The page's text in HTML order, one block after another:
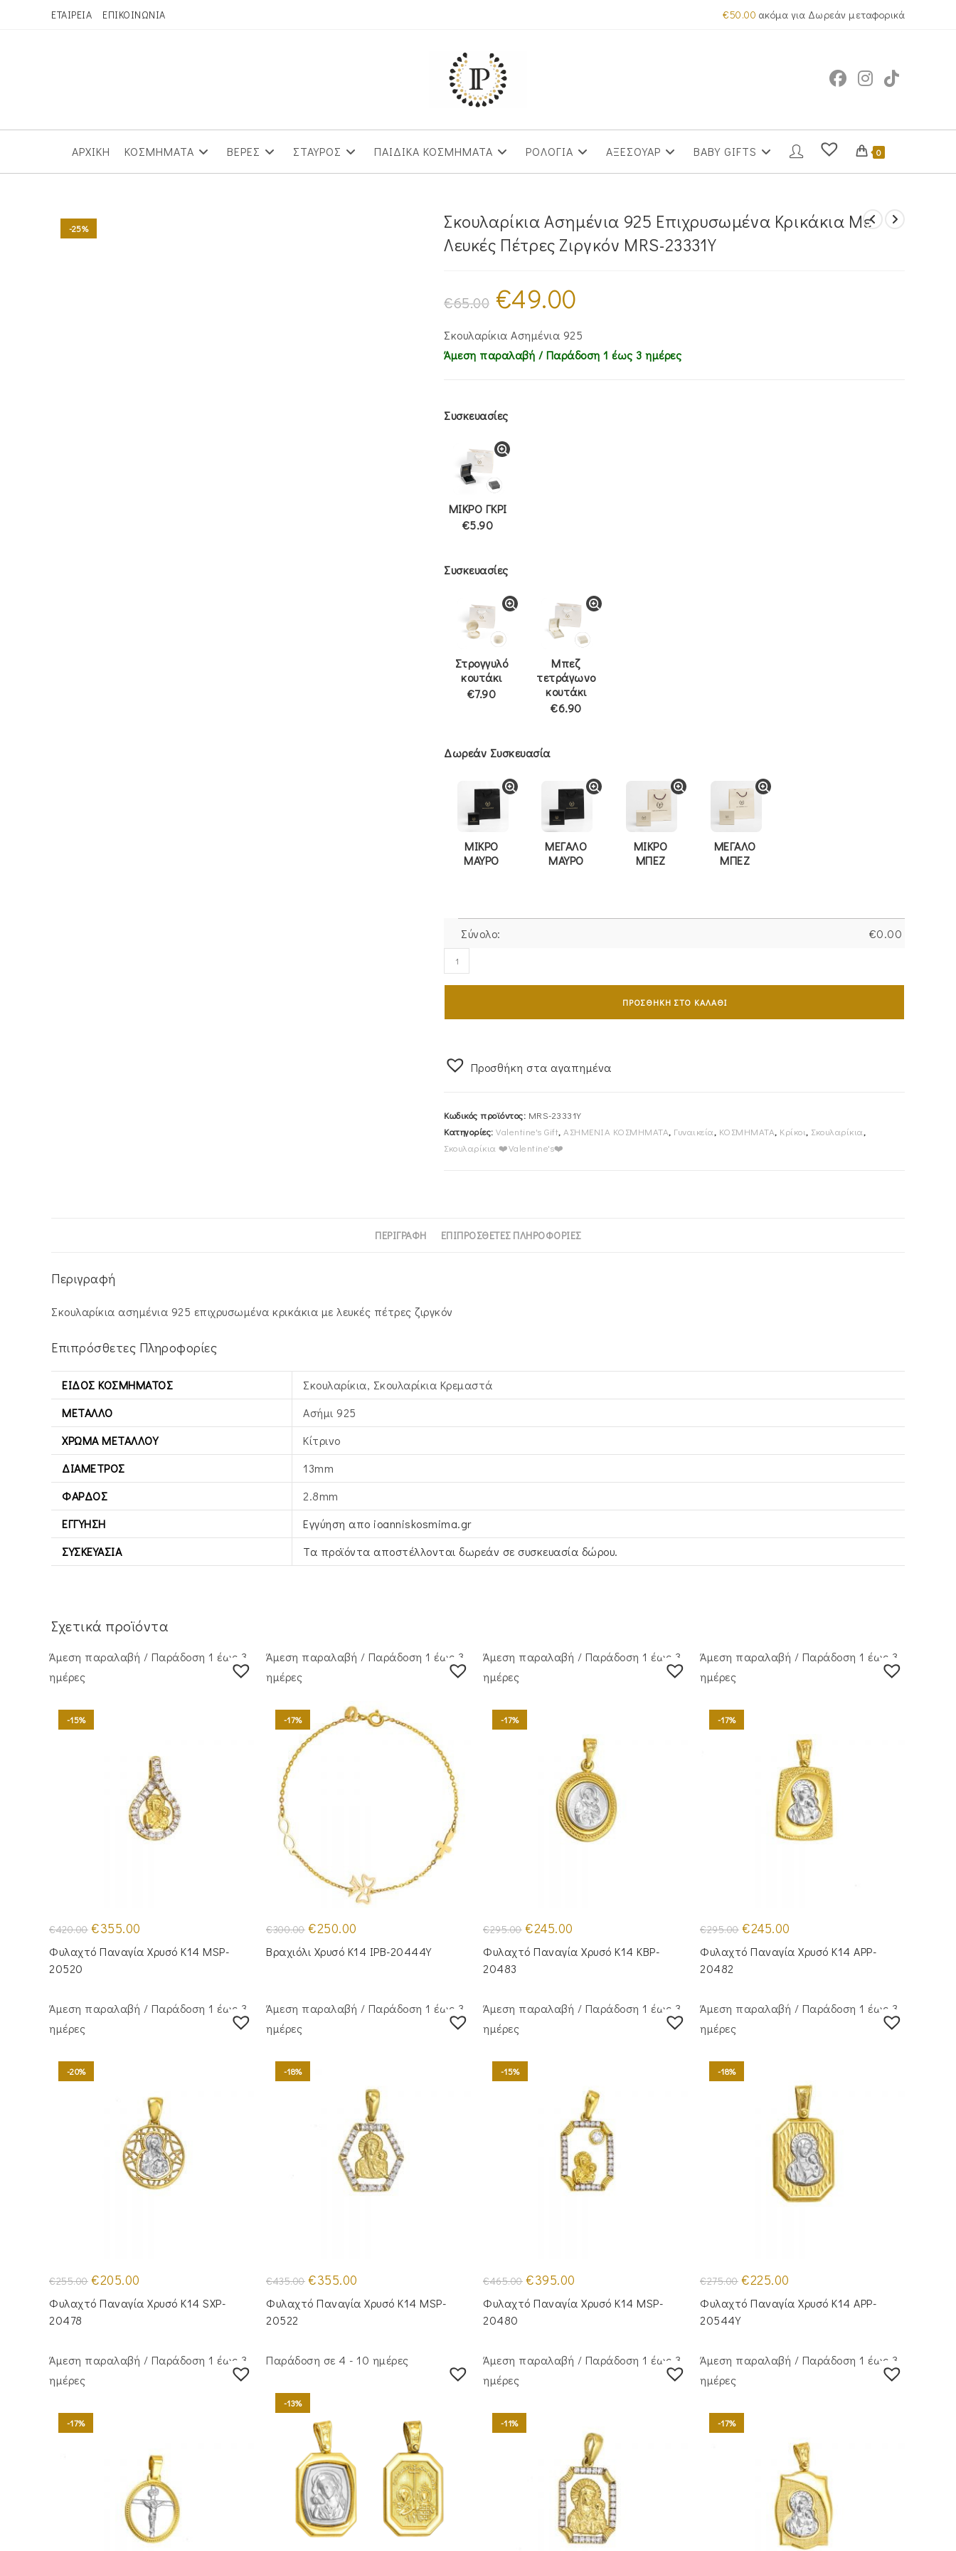
ΕΤΑΙΡΕΙΑ ΕΠΙΚΟΙΝΩΝΙΑ €50.00 ακόμα για Δωρεάν μεταφορικά
ΑΡΧΙΚΗ ΚΟΣΜΗΜΑΤΑ ΒΕΡΕΣ ΣΤΑΥΡΟΣ ΠΑΙΔΙΚΑ ΚΟΣΜΗΜΑΤΑ ΡΟΛΟΓΙΑ ΑΞΕΣΟΥΑΡ BABY GIFTS 0
-25%
Σκουλαρίκια Ασημένια 925 Επιχρυσωμένα Κρικάκια Με
Λευκές Πέτρες Ζιργκόν MRS-23331Y
€65.00
Original
price
was:
€49.00
€49.00.
Σκουλαρίκια Ασημένια 925
Άμεση παραλαβή / Παράδoση 1 έως 3 ημέρες
Συσκευασίες
ΜΙΚΡΟ ΓΚΡΙ
€5.90
Συσκευασίες
Στρογγυλό
κουτάκι
€7.90
Μπεζ
τετράγωνο
κουτάκι
€6.90
Δωρεάν Συσκευασία
ΜΙΚΡΟ
ΜΑΥΡΟ
ΜΕΓΑΛΟ
ΜΑΥΡΟ
ΜΙΚΡΟ
ΜΠΕΖ
ΜΕΓΑΛΟ
ΜΠΕΖ
Σύνολο: €0.00
Σκουλαρίκια
Ασημένια
Λευκές
MRS-
23331Y
ποσότητα
ΠΡΟΣΘΉΚΗ ΣΤΟ ΚΑΛΆΘΙ
Προσθήκη στα αγαπημένα
Κωδικός προϊόντος: MRS-23331Y
Κατηγορίες: Valentine's Gift, ΑΣΗΜΕΝΙΑ ΚΟΣΜΗΜΑΤΑ, Γυναικεία, ΚΟΣΜΗΜΑΤΑ, Κρίκοι, Σκουλαρίκια,
Σκουλαρίκια ❤️Valentine's❤️
ΠΕΡΙΓΡΑΦΉ ΕΠΙΠΡΌΣΘΕΤΕΣ ΠΛΗΡΟΦΟΡΊΕΣ
Περιγραφή
Σκουλαρίκια ασημένια 925 επιχρυσωμένα κρικάκια με λευκές πέτρες ζιργκόν
Επιπρόσθετες Πληροφορίες
ΕΊΔΟΣ ΚΟΣΜΉΜΑΤΟΣ
Σκουλαρίκια, Σκουλαρίκια Κρεμαστά
ΜΈΤΑΛΛΟ
Ασήμι 925
ΧΡΏΜΑ ΜΕΤΆΛΛΟΥ
Κίτρινο
ΔΙΆΜΕΤΡΟΣ
13mm
ΦΆΡΔΟΣ
2.8mm
ΕΓΓΎΗΣΗ
Εγγύηση απο ioanniskosmima.gr
ΣΥΣΚΕΥΑΣΊΑ
Τα προϊόντα αποστέλλονται δωρεάν σε συσκευασία δώρου.
Σχετικά προϊόντα
Άμεση παραλαβή / Παράδoση 1 έως 3
ημέρες
-15%
€420.00 Original
price
was:
€420.00.
€355.00
τιμή
είναι:
Φυλαχτό Παναγία Χρυσό Κ14 MSP-
20520
Άμεση παραλαβή / Παράδoση 1 έως 3
ημέρες
-17%
€300.00 Original
price
was:
€300.00.
€250.00
τιμή
είναι:
Βραχιόλι Χρυσό Κ14 IPB-20444Y
Άμεση παραλαβή / Παράδoση 1 έως 3
ημέρες
-17%
€295.00 Original
price
was:
€295.00.
€245.00
τιμή
είναι:
Φυλαχτό Παναγία Χρυσό Κ14 KBP-
20483
Άμεση παραλαβή / Παράδoση 1 έως 3
ημέρες
-17%
€295.00 Original
price
was:
€295.00.
€245.00
τιμή
είναι:
Φυλαχτό Παναγία Χρυσό Κ14 APP-
20482
Άμεση παραλαβή / Παράδoση 1 έως 3
ημέρες
-20%
€255.00 Original
price
was:
€255.00.
€205.00
τιμή
είναι:
Φυλαχτό Παναγία Χρυσό Κ14 SXP-
20478
Άμεση παραλαβή / Παράδoση 1 έως 3
ημέρες
-18%
€435.00 Original
price
was:
€435.00.
€355.00
τιμή
είναι:
Φυλαχτό Παναγία Χρυσό Κ14 MSP-
20522
Άμεση παραλαβή / Παράδoση 1 έως 3
ημέρες
-15%
€465.00 Original
price
was:
€465.00.
€395.00
τιμή
είναι:
Φυλαχτό Παναγία Χρυσό Κ14 MSP-
20480
Άμεση παραλαβή / Παράδoση 1 έως 3
ημέρες
-18%
€275.00 Original
price
was:
€275.00.
€225.00
τιμή
είναι:
Φυλαχτό Παναγία Χρυσό Κ14 APP-
20544Y
Άμεση παραλαβή / Παράδoση 1 έως 3
ημέρες
-17%
Παράδοση σε 4 - 10 ημέρες
-13%
Άμεση παραλαβή / Παράδoση 1 έως 3
ημέρες
-11%
Άμεση παραλαβή / Παράδoση 1 έως 3
ημέρες
-17%